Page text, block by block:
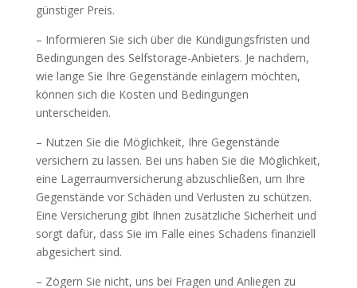
günstiger Preis.
– Informieren Sie sich über die Kündigungsfristen und
Bedingungen des Selfstorage-Anbieters. Je nachdem,
wie lange Sie Ihre Gegenstände einlagern möchten,
können sich die Kosten und Bedingungen
unterscheiden.
– Nutzen Sie die Möglichkeit, Ihre Gegenstände
versichern zu lassen. Bei uns haben Sie die Möglichkeit,
eine Lagerraumversicherung abzuschließen, um Ihre
Gegenstände vor Schäden und Verlusten zu schützen.
Eine Versicherung gibt Ihnen zusätzliche Sicherheit und
sorgt dafür, dass Sie im Falle eines Schadens finanziell
abgesichert sind.
– Zögern Sie nicht, uns bei Fragen und Anliegen zu